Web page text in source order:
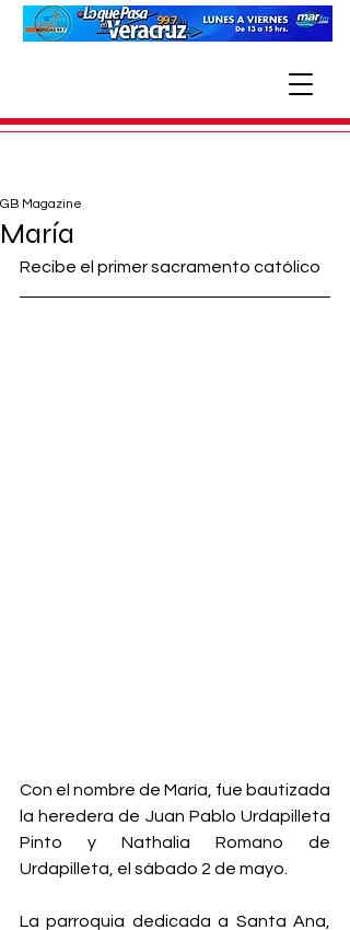
María
GB Magazine
Recibe el primer sacramento católico
Con el nombre de María, fue bautizada
la heredera de Juan Pablo Urdapilleta
Pinto y Nathalia Romano de
Urdapilleta, el sábado 2 de mayo.
La parroquia dedicada a Santa Ana,